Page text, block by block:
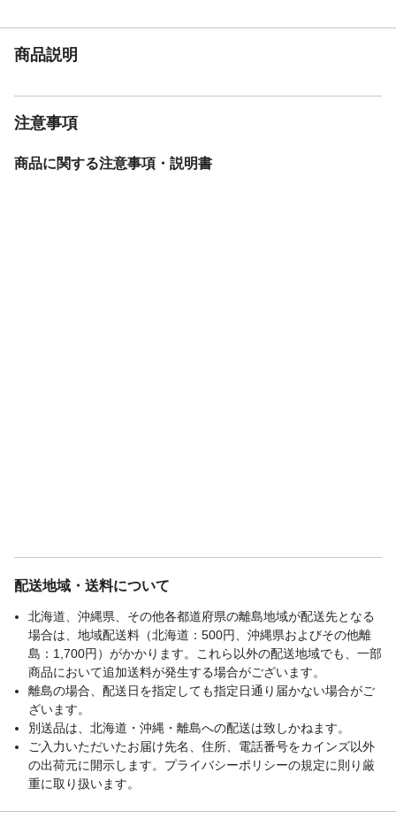
商品説明
注意事項
商品に関する注意事項・説明書
配送地域・送料について
北海道、沖縄県、その他各都道府県の離島地域が配送先となる
場合は、地域配送料（北海道：500円、沖縄県およびその他離
島：1,700円）がかかります。これら以外の配送地域でも、一部
商品において追加送料が発生する場合がございます。
離島の場合、配送日を指定しても指定日通り届かない場合がご
ざいます。
別送品は、北海道・沖縄・離島への配送は致しかねます。
ご入力いただいたお届け先名、住所、電話番号をカインズ以外
の出荷元に開示します。プライバシーポリシーの規定に則り厳
重に取り扱います。